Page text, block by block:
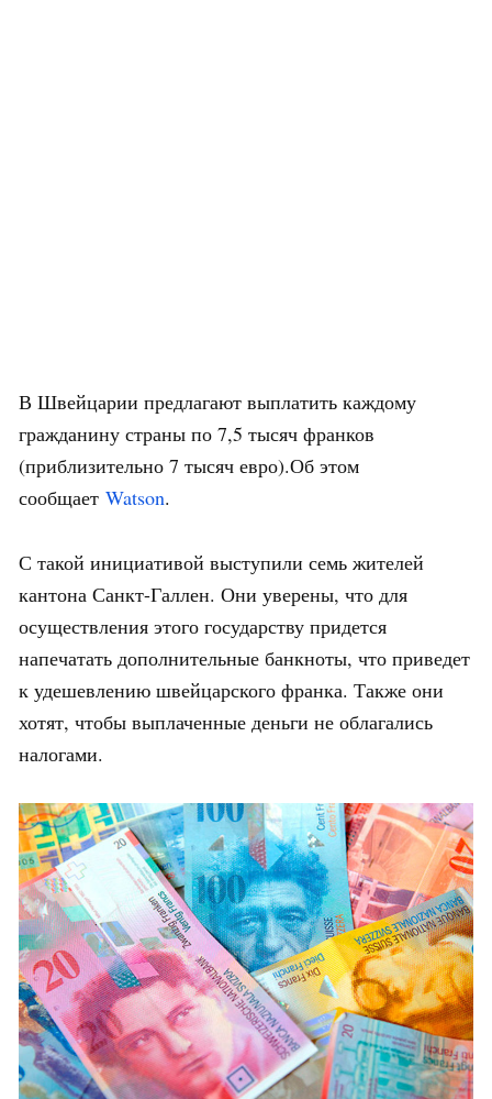
В Швейцарии предлагают выплатить каждому
гражданину страны по 7,5 тысяч франков
(приблизительно 7 тысяч евро).Об этом
сообщает Watson.
С такой инициативой выступили семь жителей
кантона Санкт-Галлен. Они уверены, что для
осуществления этого государству придется
напечатать дополнительные банкноты, что приведет
к удешевлению швейцарского франка. Также они
хотят, чтобы выплаченные деньги не облагались
налогами.